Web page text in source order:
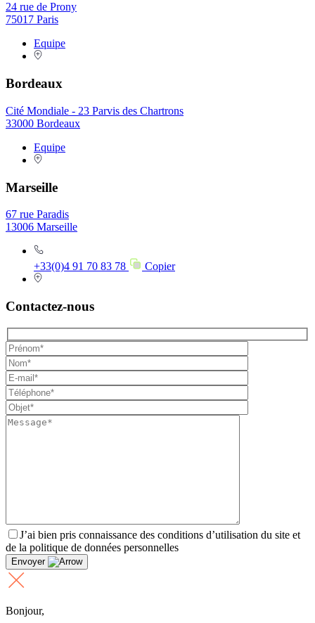
24 rue de Prony
75017 Paris
Equipe
Bordeaux
Cité Mondiale - 23 Parvis des Chartrons
33000 Bordeaux
Equipe
Marseille
67 rue Paradis
13006 Marseille
+33(0)4 91 70 83 78 Copier
Contactez-nous
J’ai bien pris connaissance des conditions d’utilisation du site et
de la politique de données personnelles
Envoyer
Bonjour,